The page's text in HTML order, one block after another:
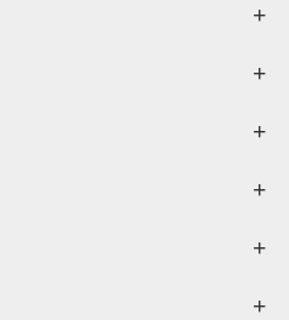
+
+
+
+
+
+